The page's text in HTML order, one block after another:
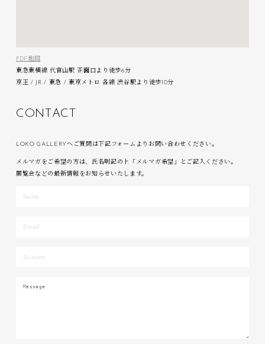
PDF地図
東急東横線 代官山駅 正面口より徒歩6分
京王 / JR / 東急 / 東京メトロ 各線 渋谷駅より徒歩10分
C O N AC
LOKO GALLERYへご質問は下記フォームよりお問い合わせください。
メルマガをご希望の方は、氏名明記の上「メルマガ希望」とご記入ください。
展覧会などの最新情報をお知らせいたします。